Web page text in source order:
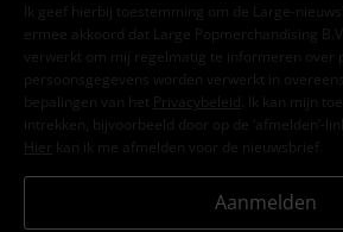
Ik geef hierbij toestemming om de Large-
ermee akkoord dat Large Popmerchandising
verwerkt om mij regelmatig te informeren over
persoonsgegevens worden verwerkt in
bepalingen van het
Privacybeleid . Ik kan mijn
intrekken, bijvoorbeeld door op de ‘afmelden’-
Hier kan ik me afmelden voor de nieuwsbrief.
Aanmelden